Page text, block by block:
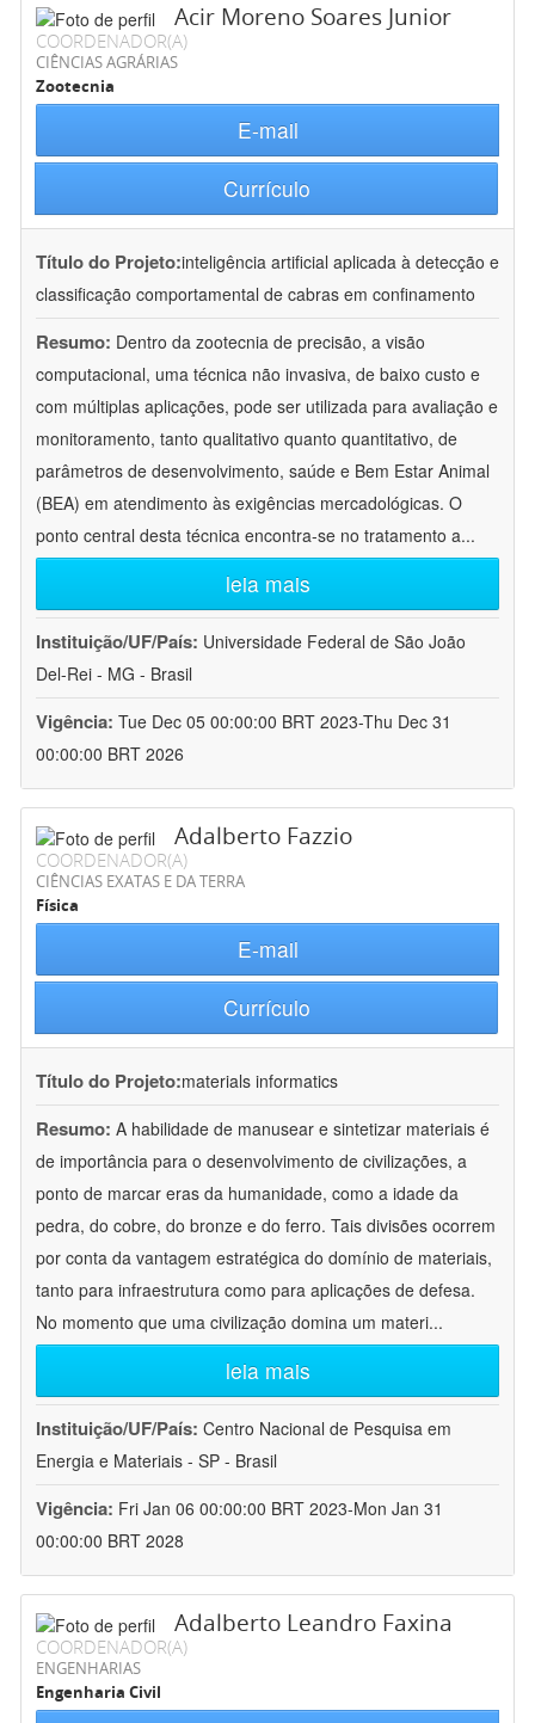
Acir Moreno Soares Junior
COORDENADOR(A)
CIÊNCIAS AGRÁRIAS
Zootecnia
E-mail
Currículo
Título do Projeto:inteligência artificial aplicada à detecção e
classificação comportamental de cabras em confinamento
Resumo: Dentro da zootecnia de precisão, a visão
computacional, uma técnica não invasiva, de baixo custo e
com múltiplas aplicações, pode ser utilizada para avaliação e
monitoramento, tanto qualitativo quanto quantitativo, de
parâmetros de desenvolvimento, saúde e Bem Estar Animal
(BEA) em atendimento às exigências mercadológicas. O
ponto central desta técnica encontra-se no tratamento a...
leia mais
Instituição/UF/País: Universidade Federal de São João
Del-Rei - MG - Brasil
Vigência: Tue Dec 05 00:00:00 BRT 2023-Thu Dec 31
00:00:00 BRT 2026
Adalberto Fazzio
COORDENADOR(A)
CIÊNCIAS EXATAS E DA TERRA
Física
E-mail
Currículo
Título do Projeto:materials informatics
Resumo: A habilidade de manusear e sintetizar materiais é
de importância para o desenvolvimento de civilizações, a
ponto de marcar eras da humanidade, como a idade da
pedra, do cobre, do bronze e do ferro. Tais divisões ocorrem
por conta da vantagem estratégica do domínio de materiais,
tanto para infraestrutura como para aplicações de defesa.
No momento que uma civilização domina um materi...
leia mais
Instituição/UF/País: Centro Nacional de Pesquisa em
Energia e Materiais - SP - Brasil
Vigência: Fri Jan 06 00:00:00 BRT 2023-Mon Jan 31
00:00:00 BRT 2028
Adalberto Leandro Faxina
COORDENADOR(A)
ENGENHARIAS
Engenharia Civil